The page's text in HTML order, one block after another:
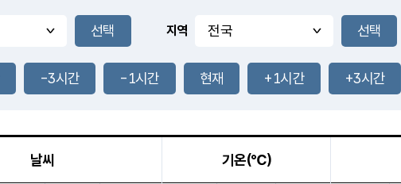
풍도
0.6m/s
-mm
27.5
℃
30.1℃
0.9m/s
-mm
-mm
지역
-3시간 -1시간 현재 +1시간 +3시간
날씨 기온(℃)